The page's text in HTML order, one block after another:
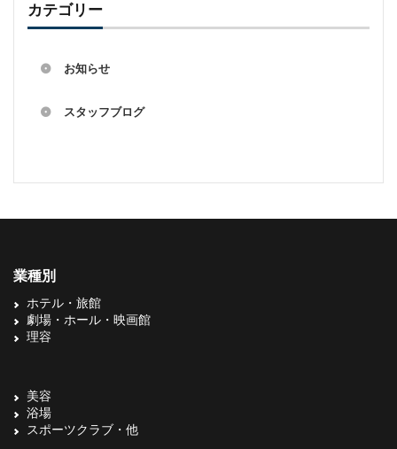
カテゴリー
お知らせ
スタッフブログ
業種別
ホテル・旅館
劇場・ホール・映画館
理容
美容
浴場
スポーツクラブ・他